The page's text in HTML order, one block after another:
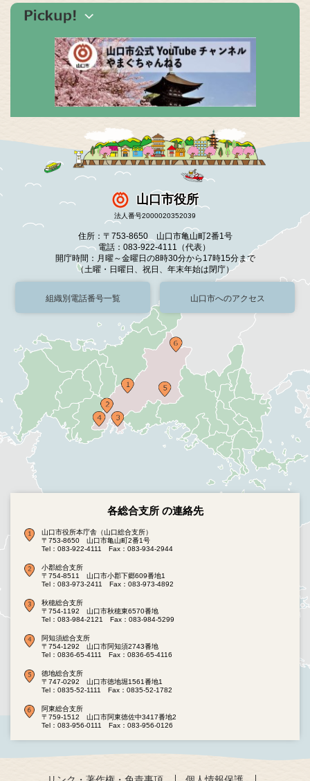
山口市役所
法人番号2000020352039
住所：〒753-8650 山口市亀山町2番1号
電話：083-922-4111（代表）
開庁時間：月曜～金曜日の8時30分から17時15分まで
（土曜・日曜日、祝日、年末年始は閉庁）
組織別電話番号一覧 山口市へのアクセス
各総合支所 の連絡先
山口市役所本庁舎（山口総合支所）
〒753-8650 山口市亀山町2番1号
Tel：083-922-4111
Fax：083-934-2944
小郡総合支所
〒754-8511 山口市小郡下郷609番地1
Tel：083-973-2411
Fax：083-973-4892
秋穂総合支所
〒754-1192 山口市秋穂東6570番地
Tel：083-984-2121
Fax：083-984-5299
阿知須総合支所
〒754-1292 山口市阿知須2743番地
Tel：0836-65-4111
Fax：0836-65-4116
徳地総合支所
〒747-0292 山口市徳地堀1561番地1
Tel：0835-52-1111
Fax：0835-52-1782
阿東総合支所
〒759-1512 山口市阿東徳佐中3417番地2
Tel：083-956-0111
Fax：083-956-0126